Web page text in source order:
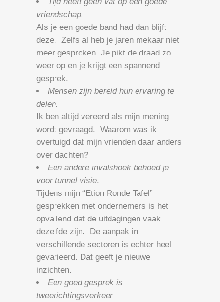
vriendschap.
Als je een goede band had dan blijft
deze. Zelfs al heb je jaren mekaar niet
meer gesproken. Je pikt de draad zo
weer op en je krijgt een spannend
gesprek.
Mensen zijn bereid hun ervaring te
delen.
Ik ben altijd vereerd als mijn mening
wordt gevraagd. Waarom was ik
overtuigd dat mijn vrienden daar anders
over dachten?
Een andere invalshoek behoed je
voor tunnel visie.
Tijdens mijn “Etion Ronde Tafel”
gesprekken met ondernemers is het
opvallend dat de uitdagingen vaak
dezelfde zijn. De aanpak in
verschillende sectoren is echter heel
gevarieerd. Dat geeft je nieuwe
inzichten.
Een goed gesprek is
tweerichtingsverkeer